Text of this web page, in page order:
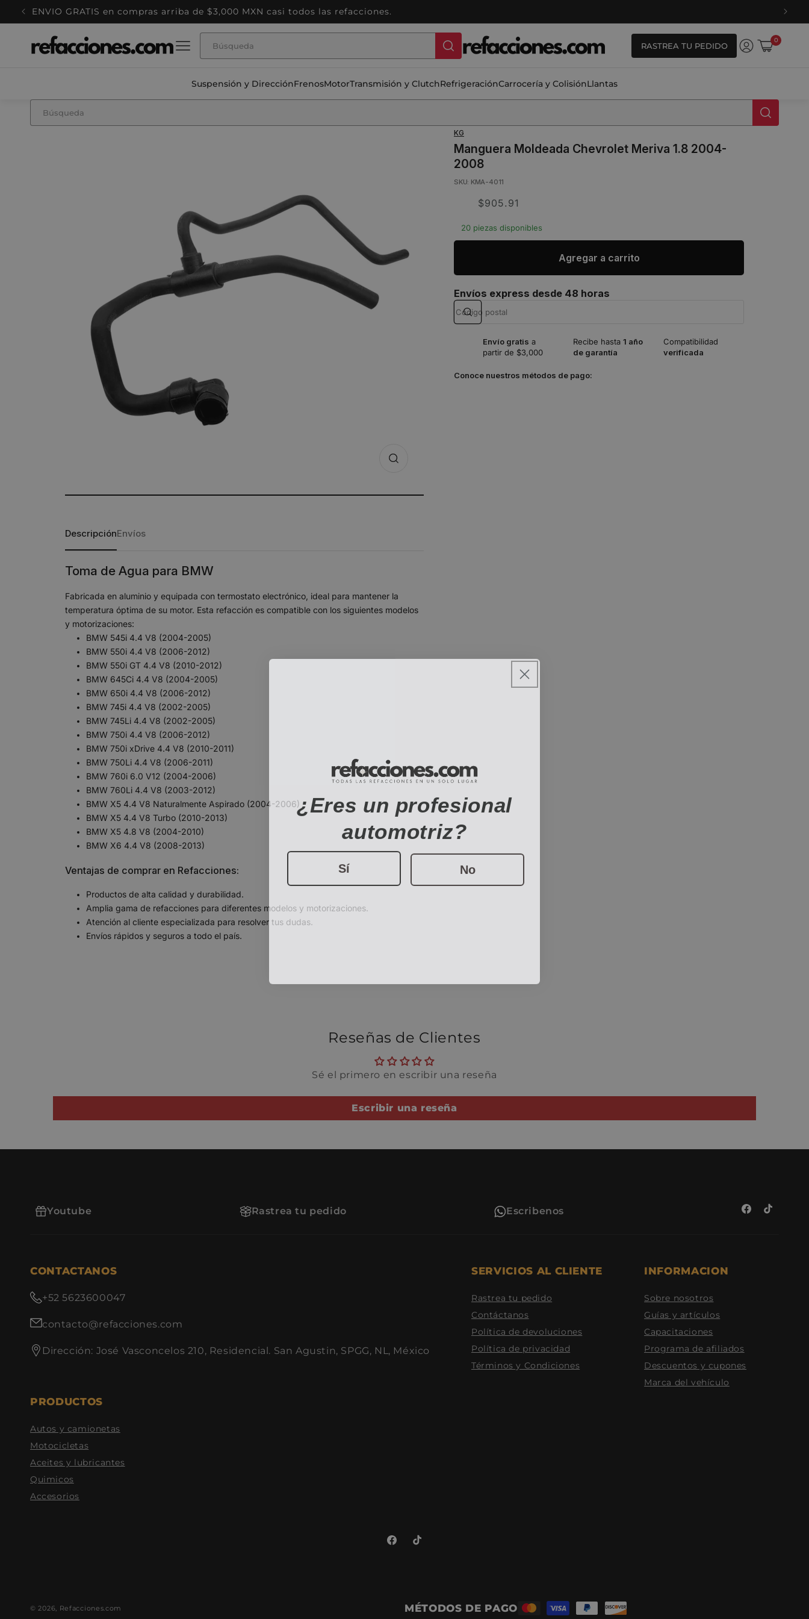
directamente
al contenido
ENVIO GRATIS en compras arriba de $3,000 MXN casi todos las refacciones.
RASTREA TU PEDIDO
IniciarCarrito
0
0
artículos
Suspensión y DirecciónFrenosMotorTransmisión y ClutchRefrigeraciónCarrocería y ColisiónLlantas
DescripciónEnvíos
Toma de Agua para BMW
Fabricada en aluminio y equipada con termostato electrónico, ideal para mantener la
temperatura óptima de su motor. Esta refacción es compatible con los siguientes modelos
y motorizaciones:
BMW 545i 4.4 V8 (2004-2005)
BMW 550i 4.4 V8 (2006-2012)
BMW 550i GT 4.4 V8 (2010-2012)
BMW 645Ci 4.4 V8 (2004-2005)
BMW 650i 4.4 V8 (2006-2012)
BMW 745i 4.4 V8 (2002-2005)
BMW 745Li 4.4 V8 (2002-2005)
BMW 750i 4.4 V8 (2006-2012)
BMW 750i xDrive 4.4 V8 (2010-2011)
BMW 750Li 4.4 V8 (2006-2011)
BMW 760i 6.0 V12 (2004-2006)
BMW 760Li 4.4 V8 (2003-2012)
BMW X5 4.4 V8 Naturalmente Aspirado (2004-2006)
BMW X5 4.4 V8 Turbo (2010-2013)
BMW X5 4.8 V8 (2004-2010)
BMW X6 4.4 V8 (2008-2013)
Ventajas de comprar en Refacciones:
Productos de alta calidad y durabilidad.
Amplia gama de refacciones para diferentes modelos y motorizaciones.
Atención al cliente especializada para resolver tus dudas.
Envíos rápidos y seguros a todo el país.
KG
Manguera Moldeada Chevrolet Meriva 1.8 2004-
2008
SKU: KMA-4011
Translation
es.product.price.sale_price
$905.91
20 piezas disponibles
Agregar a carrito
Envíos express desde 48 horas
Envío gratis a
partir de $3,000
Recibe hasta 1 año
de garantía
Compatibilidad
verificada
Conoce nuestros métodos de pago:
Reseñas de Clientes
Sé el primero en escribir una reseña
Escribir una reseña
Youtube Rastrea tu pedido Escribenos Facebook
TikTok
CONTACTANOS
+52 5623600047
contacto@refacciones.com
Dirección: José Vasconcelos 210, Residencial. San Agustin, SPGG, NL, México
SERVICIOS AL CLIENTE
Rastrea tu pedido
Contáctanos
Política de devoluciones
Política de privacidad
Términos y Condiciones
INFORMACION
Sobre nosotros
Guías y artículos
Capacitaciones
Programa de afiliados
Descuentos y cupones
Marca del vehículo
PRODUCTOS
Autos y camionetas
Motocicletas
Aceites y lubricantes
Quimicos
Accesorios
FacebookTikTok
MÉTODOS DE PAGO
© 2026, Refacciones.com
¿Eres un profesional
automotriz?
Sí